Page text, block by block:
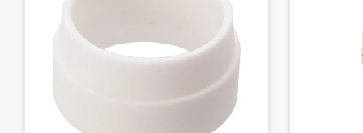
Sliddele Kemppi
Champagne gaskopper
Pyrex gaskopper
Keramiske gaskopper
TIG Special gasdyser
Reservedele til svejseudstyr